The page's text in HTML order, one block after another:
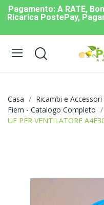
Pagamento: A RATE,
Ricarica PostePay,
Casa Ricambi e Accessori
Fiem - Catalogo Completo
UF PER VENTILATORE